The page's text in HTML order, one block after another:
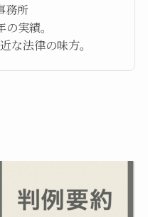
務所
実績。
な法律の味方。